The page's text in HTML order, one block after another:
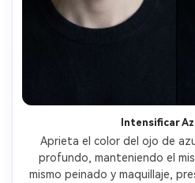
Intensificar
Aprieta el color del ojo de
profundo, manteniendo el
mismo peinado y maquillaje,